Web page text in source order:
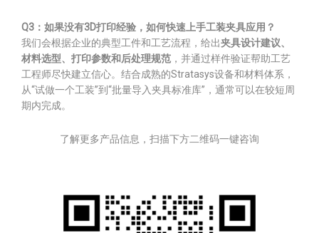
Q3：如果没有3D打印经验，如何快速上手工装夹具应用？
我们会根据企业的典型工件和工艺流程，给出夹具设计建议、
材料选型、打印参数和后处理规范 ，并通过样件验证帮助工艺
工程师尽快建立信心。结合成熟的Stratasys设备和材料体系，
从“试做一个工装”到“批量导入夹具标准库”，通常可以在较短周
期内完成。
了解更多产品信息，扫描下方二维码一键咨询